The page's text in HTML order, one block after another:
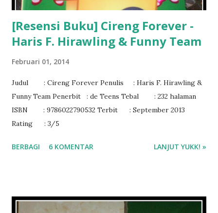
[Resensi Buku] Cireng Forever -
Haris F. Hirawling & Funny Team
Februari 01, 2014
Judul : Cireng Forever Penulis : Haris F. Hirawling &
Funny Team Penerbit : de Teens Tebal : 232 halaman
ISBN : 9786022790532 Terbit : September 2013
Rating : 3/5
BERBAGI 6 KOMENTAR LANJUT YUKK! »